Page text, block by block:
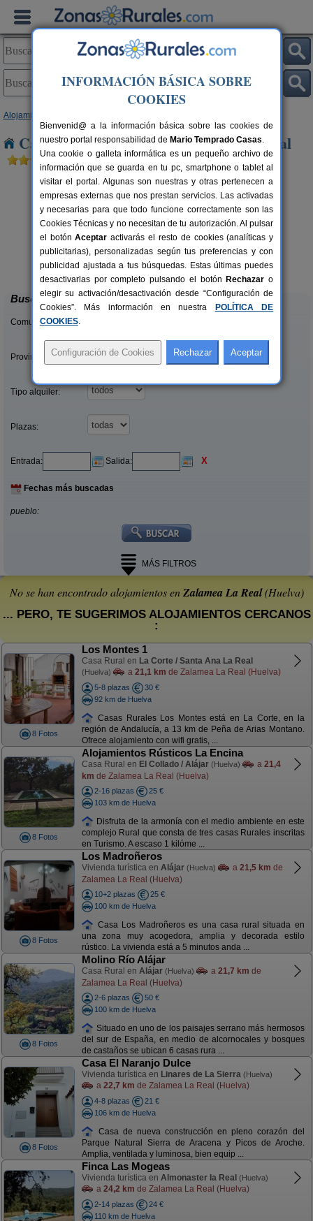
Alojamientos
Casas Rurales cerca de Zalamea La Real
6+2 pers.
desde40 €
Apartamentos Rurales Finca La
Media Legua
Aracena (Huelva)
Buscar
Comunidades:
Provincias/Islas:
Tipo alquiler:
Plazas:
Entrada: Salida: X
Fechas más buscadas
pueblo:
MÁS FILTROS
No se han encontrado alojamientos enZalamea La Real(Huelva)
... PERO, TE SUGERIMOS ALOJAMIENTOS CERCANOS
:
8 Fotos
Los Montes 1
Casa Rural en La Corte / Santa Ana La Real
(Huelva) a 21,1 km de Zalamea La Real (Huelva)
5-8 plazas
30 €
92 km de Huelva
Casas Rurales Los Montes está en La Corte, en la
región de Andalucía, a 13 km de Peña de Arias Montano.
Ofrece alojamiento con wifi gratis, ...
8 Fotos
Alojamientos Rústicos La Encina
Casa Rural en El Collado / Alájar (Huelva) a 21,4
km de Zalamea La Real (Huelva)
2-16 plazas
25 €
103 km de Huelva
Disfruta de la armonía con el medio ambiente en este
complejo Rural que consta de tres casas Rurales inscritas
en Turismo. A escaso 1 kilóme ...
8 Fotos
Los Madroñeros
Vivienda turística en Alájar (Huelva) a 21,5 km de
Zalamea La Real (Huelva)
10+2 plazas
25 €
100 km de Huelva
Casa Los Madroñeros es una casa rural situada en
una zona muy acogedora, amplia y decorada estilo
rústico. La vivienda está a 5 minutos anda ...
8 Fotos
Molino Río Alájar
Casa Rural en Alájar (Huelva) a 21,7 km de
Zalamea La Real (Huelva)
2-6 plazas
50 €
100 km de Huelva
Situado en uno de los paisajes serrano más hermosos
del sur de España, en medio de alcornocales y bosques
de castaños se ubican 6 casas rura ...
8 Fotos
Casa El Naranjo Dulce
Vivienda turística en Linares de La Sierra (Huelva)
a 22,7 km de Zalamea La Real (Huelva)
4-8 plazas
21 €
106 km de Huelva
Casa de nueva construcción en pleno corazón del
Parque Natural Sierra de Aracena y Picos de Aroche.
Amplia, ventilada y luminosa, bien equip ...
Finca Las Mogeas
Vivienda turística en Almonaster la Real (Huelva)
a 24,2 km de Zalamea La Real (Huelva)
2-14 plazas
24 €
110 km de Huelva
INFORMACIÓN BÁSICA SOBRE
COOKIES
Bienvenid@ a la información básica sobre las cookies de
nuestro portal responsabilidad de Mario Temprado Casas.
Una cookie o galleta informática es un pequeño archivo de
información que se guarda en tu pc, smartphone o tablet al
visitar el portal. Algunas son nuestras y otras pertenecen a
empresas externas que nos prestan servicios. Las activadas
y necesarias para que todo funcione correctamente son las
Cookies Técnicas y no necesitan de tu autorización. Al pulsar
el botónAceptar activarás el resto de cookies (analíticas y
publicitarias), personalizadas según tus preferencias y con
publicidad ajustada a tus búsquedas. Estas últimas puedes
desactivarlas por completo pulsando el botón Rechazar o
elegir su activación/desactivación desde “Configuración de
Cookies”. Más información en nuestra
POLÍTICA DE
COOKIES.